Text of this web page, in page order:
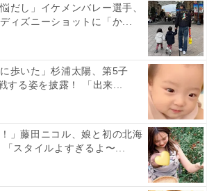
だし」イケメンバレー選手、
ィズニーショットに「か...
に歩いた」杉浦太陽、第5子
する姿を披露！ 「出来...
！」藤田ニコル、娘と初の北海
スタイルよすぎるよ〜...